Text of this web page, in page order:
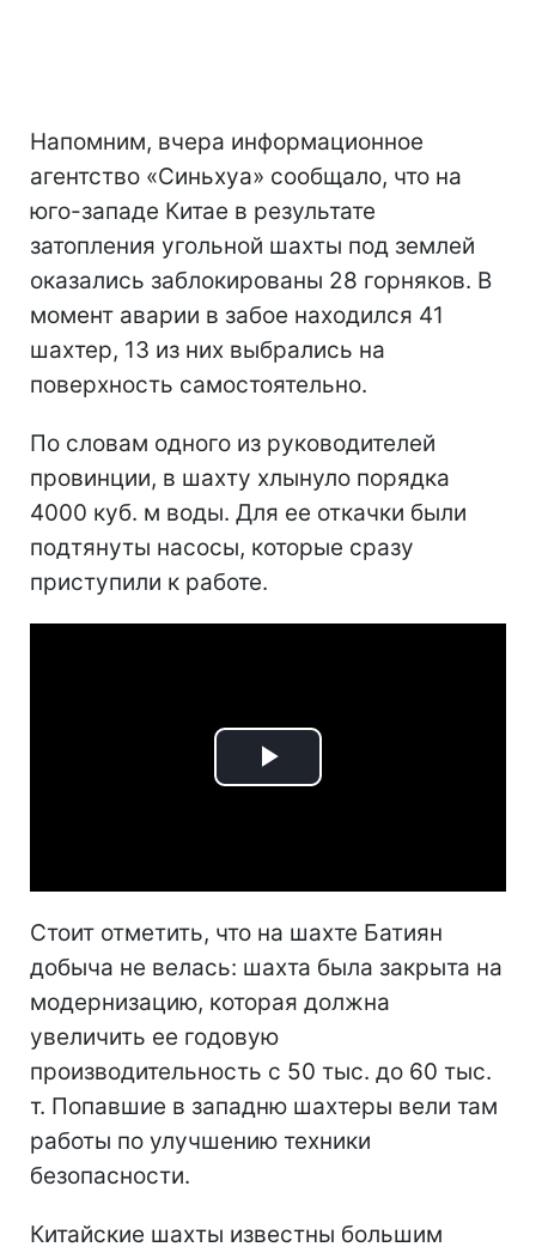
Напомним, вчера информационное
агентство «Синьхуа» сообщало, что на
юго-западе Китае в результате
затопления угольной шахты под землей
оказались заблокированы 28 горняков. В
момент аварии в забое находился 41
шахтер, 13 из них выбрались на
поверхность самостоятельно.
По словам одного из руководителей
провинции, в шахту хлынуло порядка
4000 куб. м воды. Для ее откачки были
подтянуты насосы, которые сразу
приступили к работе.
Play
Стоит отметить, что на шахте Батиян
добыча не велась: шахта была закрыта на
модернизацию, которая должна
увеличить ее годовую
производительность с 50 тыс. до 60 тыс.
т. Попавшие в западню шахтеры вели там
работы по улучшению техники
безопасности.
Китайские шахты известны большим